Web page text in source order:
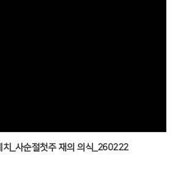
_사순절첫주 재의 의식_260222